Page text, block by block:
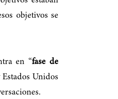
objetivos se
en “fase de
Unidos